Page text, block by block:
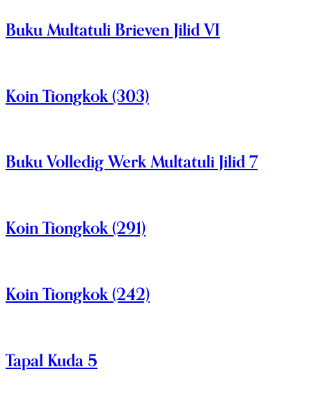
Buku Multatuli Brieven Jilid VI
Koin Tiongkok (303)
Buku Volledig Werk Multatuli Jilid 7
Koin Tiongkok (291)
Koin Tiongkok (242)
Tapal Kuda 5